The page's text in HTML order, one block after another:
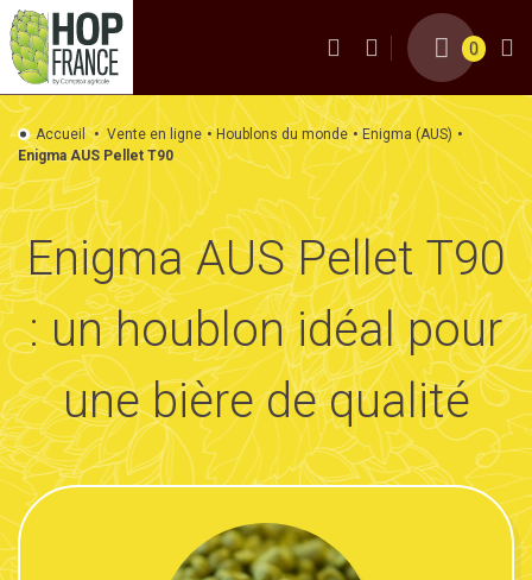
0
Accueil Vente en ligne Houblons du monde
Enigma (AUS)
Enigma AUS Pellet T90
Enigma AUS Pellet T90
: un houblon idéal pour
une bière de qualité